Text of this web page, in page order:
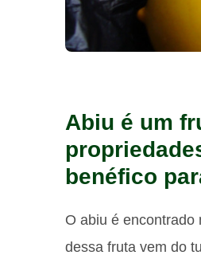
Abiu é um
benéfico
O abiu é encontrado
dessa fruta vem do